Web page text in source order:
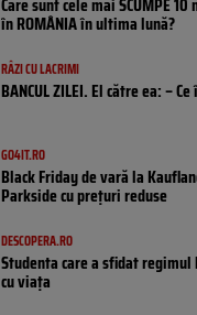
în ROMÂNIA în ultima lună?
RÂZI CU LACRIMI
BANCUL ZILEI. El către ea: –
GO4IT.RO
Black Friday de vară la
Parkside cu prețuri reduse
DESCOPERA.RO
Studenta care a sfidat
cu viața